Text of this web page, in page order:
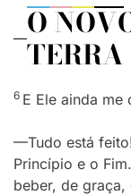
O
TERRA
6 E Ele ainda me
—Tudo está
Princípio e o
beber, de